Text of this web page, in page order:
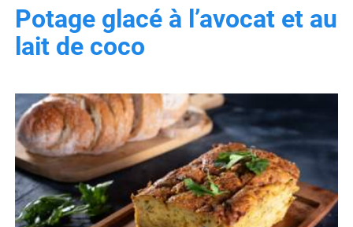
Potage glacé à l’avocat et au
lait de coco